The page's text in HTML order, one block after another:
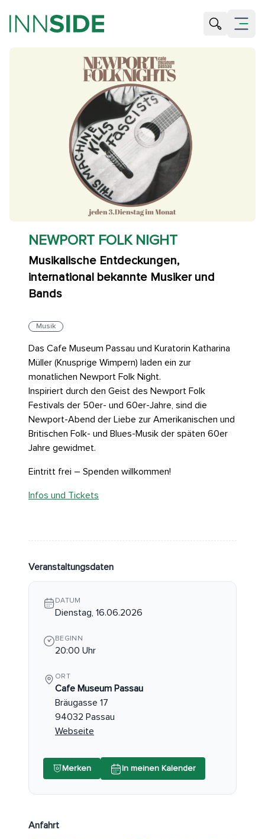
Suche
Menü
NEWPORT FOLK NIGHT
Musikalische Entdeckungen,
international bekannte Musiker und
Bands
Musik
Das Cafe Museum Passau und Kuratorin Katharina
Müller (Knusprige Wimpern) laden ein zur
monatlichen Newport Folk Night.
Inspiriert durch den Geist des Newport Folk
Festivals der 50er- und 60er-Jahre, sind die
Newport-Abend der Liebe zur Amerikanischen und
Britischen Folk- und Blues-Musik der späten 60er
Jahre gewidmet.
Eintritt frei – Spenden willkommen!
Infos und Tickets
Veranstaltungsdaten
DATUM
Dienstag, 16.06.2026
BEGINN
20:00 Uhr
ORT
Cafe Museum Passau
Bräugasse 17
94032 Passau
Webseite
Merken In meinen Kalender
Anfahrt